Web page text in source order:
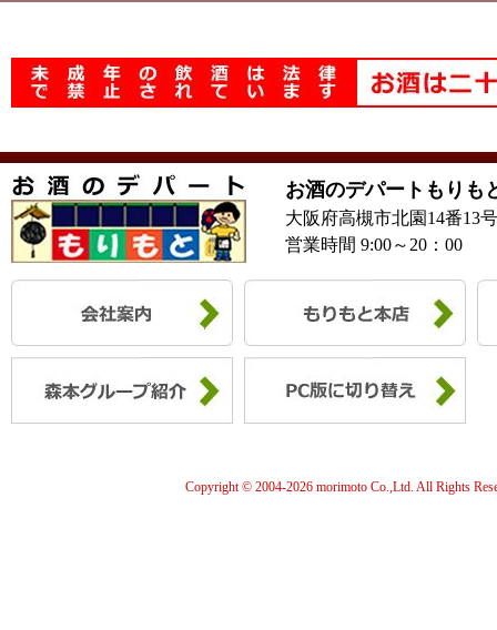
お酒のデパートもりも
大阪府高槻市北園14番13
営業時間 9:00～20：00
Copyright © 2004-2026 morimoto Co.,Ltd. All Rights